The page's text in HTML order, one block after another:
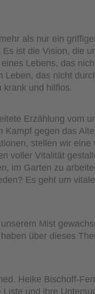
als nur ein
ist die Vision, die
Lebens, das
Leben, das nicht
krank und hilflos.
Erzählung vom
Kampf gegen das
stellen wir eine
voller Vitalität
im Garten zu
Es geht um
Mist
über dieses
Heike Bischoff-
und ihre